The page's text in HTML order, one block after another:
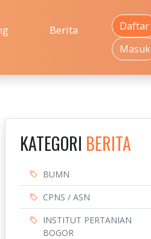
Berita
Daftar
Masuk
KATEGORI BERITA
BUMN
CPNS / ASN
INSTITUT PERTANIAN
BOGOR